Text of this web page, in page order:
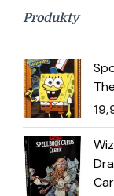
Produkty